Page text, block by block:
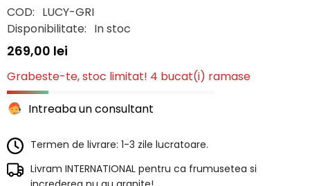
COD: LUCY-GRI
Disponibilitate: In stoc
269,00 lei
Grabeste-te, stoc limitat! 4 bucat(i) ramase
Intreaba un consultant
Termen de livrare: 1-3 zile lucratoare.
Livram INTERNATIONAL pentru ca frumusetea si